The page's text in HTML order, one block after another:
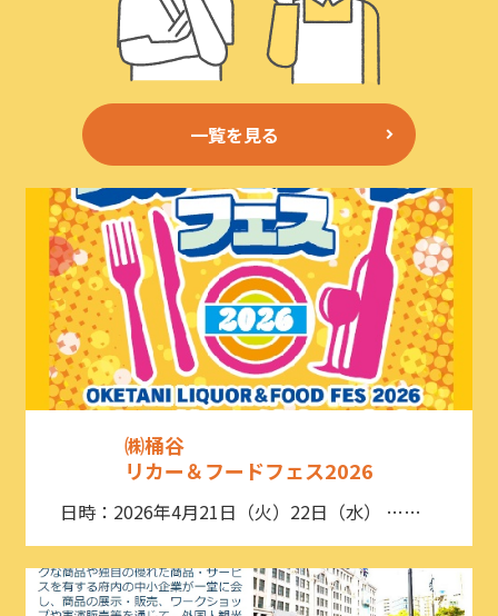
一覧を見る
㈱桶谷
リカー＆フードフェス2026
日時：2026年4月21日（火）22日（水） ……